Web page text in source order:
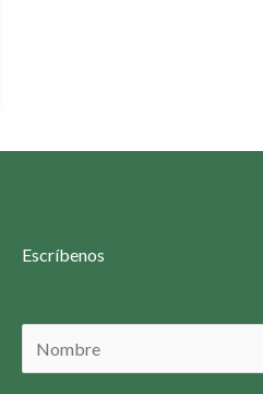
Escríbenos
o